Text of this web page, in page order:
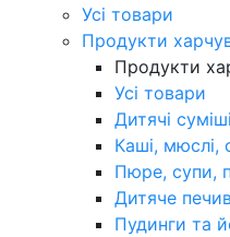
Усі товари
Продукти
Продукти
Усі товари
Дитячі суміші
Каші, мюслі,
Пюре, супи,
Дитяче
Пудинги та